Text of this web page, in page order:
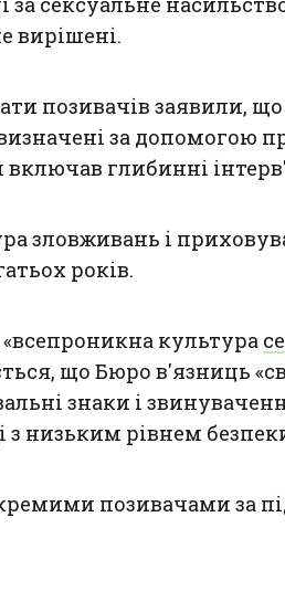
вирішені.
позивачів заявили,
за допомогою
включав глибинні
зловживань і
років.
культура
що Бюро в'язниць
знаки і
з низьким рівнем
позивачами за